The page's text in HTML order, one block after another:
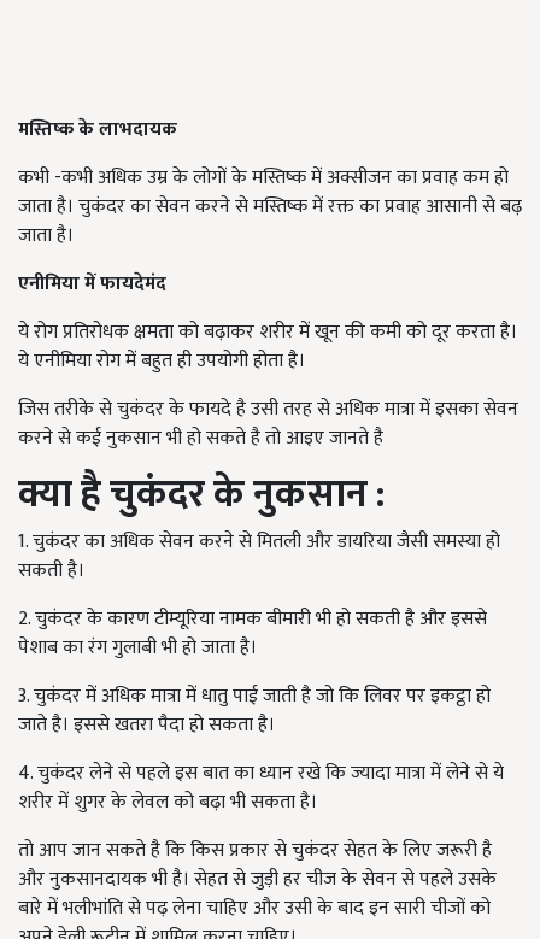
मस्तिष्क के लाभदायक
कभी -कभी अधिक उम्र के लोगों के मस्तिष्क में अक्सीजन का प्रवाह कम हो
जाता है। चुकंदर का सेवन करने से मस्तिष्क में रक्त का प्रवाह आसानी से बढ़
जाता है।
एनीमिया में फायदेमंद
ये रोग प्रतिरोधक क्षमता को बढ़ाकर शरीर में खून की कमी को दूर करता है।
ये एनीमिया रोग में बहुत ही उपयोगी होता है।
जिस तरीके से चुकंदर के फायदे है उसी तरह से अधिक मात्रा में इसका सेवन
करने से कई नुकसान भी हो सकते है तो आइए जानते है
क्या है चुकंदर के नुकसान :
1. चुकंदर का अधिक सेवन करने से मितली और डायरिया जैसी समस्या हो
सकती है।
2. चुकंदर के कारण टीम्यूरिया नामक बीमारी भी हो सकती है और इससे
पेशाब का रंग गुलाबी भी हो जाता है।
3. चुकंदर में अधिक मात्रा में धातु पाई जाती है जो कि लिवर पर इकट्ठा हो
जाते है। इससे खतरा पैदा हो सकता है।
4. चुकंदर लेने से पहले इस बात का ध्यान रखे कि ज्यादा मात्रा में लेने से ये
शरीर में शुगर के लेवल को बढ़ा भी सकता है।
तो आप जान सकते है कि किस प्रकार से चुकंदर सेहत के लिए जरूरी है
और नुकसानदायक भी है। सेहत से जुड़ी हर चीज के सेवन से पहले उसके
बारे में भलीभांति से पढ़ लेना चाहिए और उसी के बाद इन सारी चीजों को